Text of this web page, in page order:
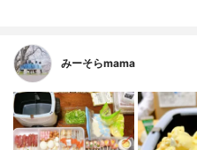
みーそらmama